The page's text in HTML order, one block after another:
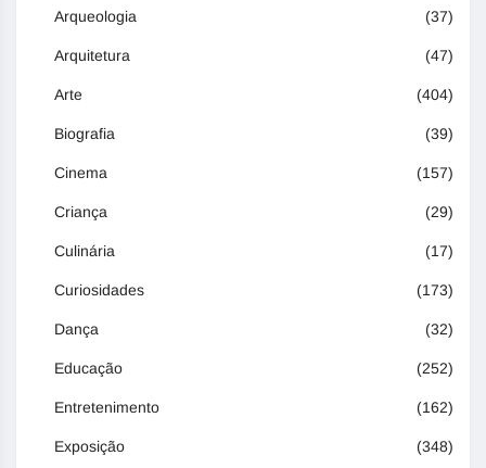
Arqueologia (37)
Arquitetura (47)
Arte (404)
Biografia (39)
Cinema (157)
Criança (29)
Culinária (17)
Curiosidades (173)
Dança (32)
Educação (252)
Entretenimento (162)
Exposição (348)